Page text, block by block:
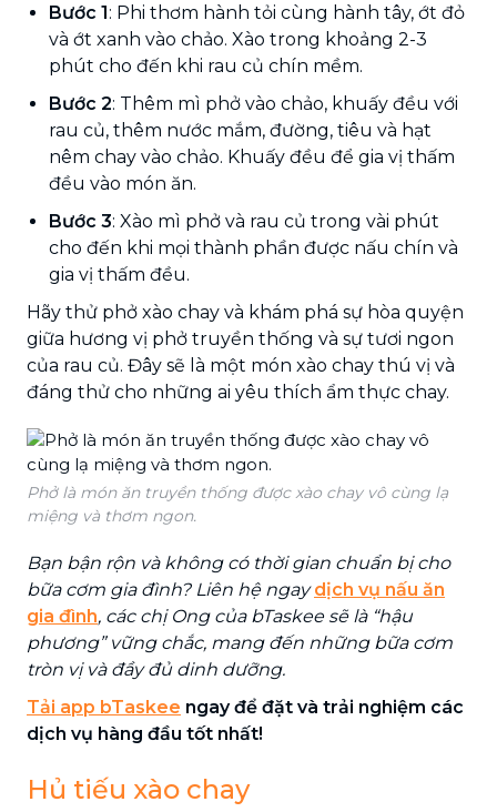
Bước 1: Phi thơm hành tỏi cùng hành tây, ớt đỏ
và ớt xanh vào chảo. Xào trong khoảng 2-3
phút cho đến khi rau củ chín mềm.
Bước 2: Thêm mì phở vào chảo, khuấy đều với
rau củ, thêm nước mắm, đường, tiêu và hạt
nêm chay vào chảo. Khuấy đều để gia vị thấm
đều vào món ăn.
Bước 3: Xào mì phở và rau củ trong vài phút
cho đến khi mọi thành phần được nấu chín và
gia vị thấm đều.
Hãy thử phở xào chay và khám phá sự hòa quyện
giữa hương vị phở truyền thống và sự tươi ngon
của rau củ. Đây sẽ là một món xào chay thú vị và
đáng thử cho những ai yêu thích ẩm thực chay.
Phở là món ăn truyền thống được xào chay vô cùng lạ
miệng và thơm ngon.
Bạn bận rộn và không có thời gian chuẩn bị cho
bữa cơm gia đình? Liên hệ ngaydịch vụ nấu ăn
gia đình, các chị Ong của bTaskee sẽ là “hậu
phương” vững chắc, mang đến những bữa cơm
tròn vị và đầy đủ dinh dưỡng.
Tải app bTaskee ngay để đặt và trải nghiệm các
dịch vụ hàng đầu tốt nhất!
Hủ tiếu xào chay